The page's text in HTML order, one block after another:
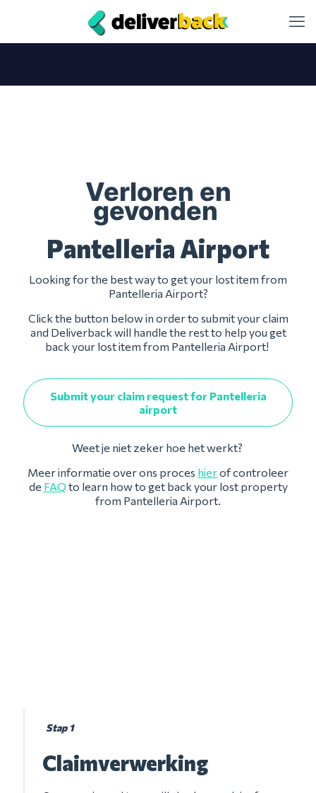
Verloren en
gevonden
Pantelleria Airport
Looking for the best way to get your lost item from
Pantelleria Airport?
Click the button below in order to submit your claim
and Deliverback will handle the rest to help you get
back your lost item from Pantelleria Airport!
Submit your claim request for Pantelleria
airport
Weet je niet zeker hoe het werkt?
Meer informatie over ons proces hierof controleer
de FAQ to learn how to get back your lost property
from Pantelleria Airport.
Stap 1
Claimverwerking